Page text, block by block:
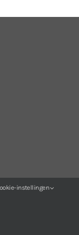
instellingen